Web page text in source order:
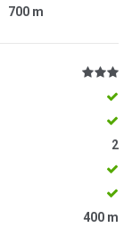
700 m
2
400 m